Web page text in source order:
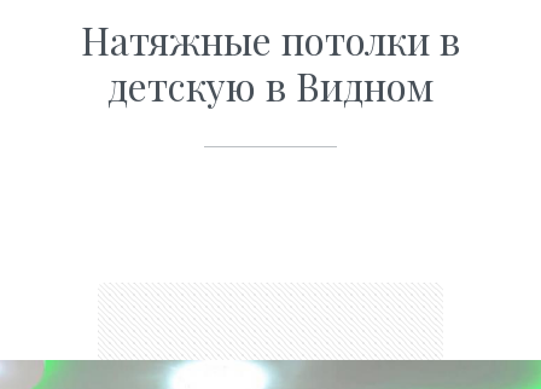
Натяжные потолки в
детскую в Видном